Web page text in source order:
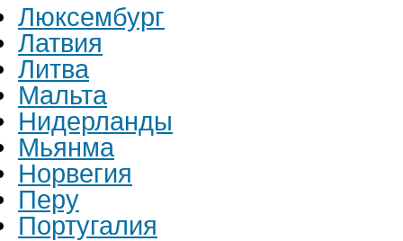
Люксембург
Латвия
Литва
Мальта
Нидерланды
Мьянма
Норвегия
Перу
Португалия